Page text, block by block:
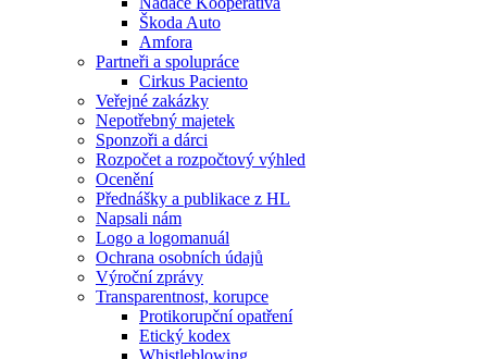
Škoda Auto
Amfora
Partneři a spolupráce
Cirkus Paciento
Veřejné zakázky
Nepotřebný majetek
Sponzoři a dárci
Rozpočet a rozpočtový výhled
Ocenění
Přednášky a publikace z HL
Napsali nám
Logo a logomanuál
Ochrana osobních údajů
Výroční zprávy
Transparentnost, korupce
Protikorupční opatření
Etický kodex
Whistleblowing